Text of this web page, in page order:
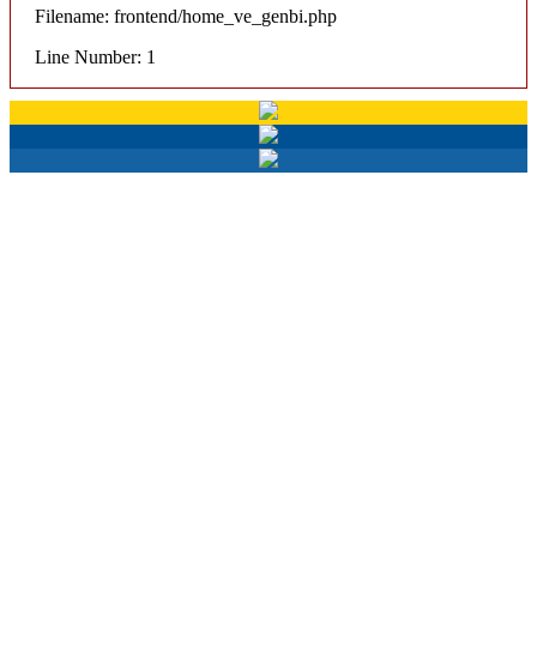
Filename: frontend/home_ve_genbi.php
Line Number: 1